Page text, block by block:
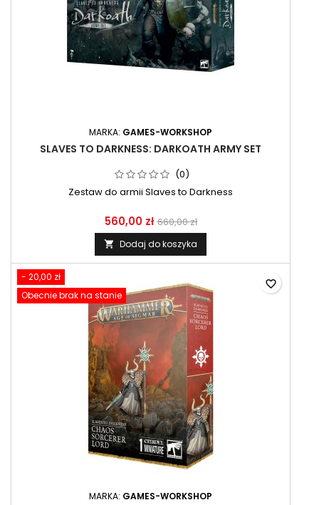
MARKA: GAMES-WORKSHOP
SLAVES TO DARKNESS: DARKOATH ARMY SET
(0)
Zestaw do armii Slaves to Darkness
560,00 zł 660,00 zł
 Dodaj do koszyka
- 20,00 zł
Obecnie brak na stanie
MARKA: GAMES-WORKSHOP
favorite_border